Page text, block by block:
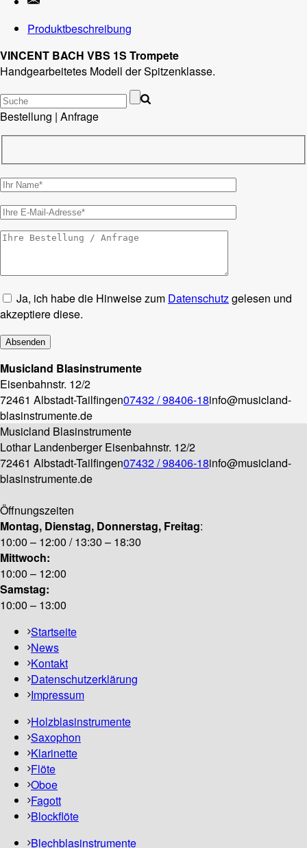
Produktbeschreibung
VINCENT BACH VBS 1S Trompete
Handgearbeitetes Modell der Spitzenklasse.
Bestellung | Anfrage
Ja, ich habe die Hinweise zum Datenschutzgelesen und
akzeptiere diese.
Musicland Blasinstrumente
Eisenbahnstr. 12/2
72461 Albstadt-Tailfingen07432 / 98406-18info@musicland-
blasinstrumente.de
Musicland Blasinstrumente
Lothar Landenberger Eisenbahnstr. 12/2
72461 Albstadt-Tailfingen07432 / 98406-18info@musicland-
blasinstrumente.de
Öffnungszeiten
Montag, Dienstag, Donnerstag, Freitag:
10:00 – 12:00 / 13:30 – 18:30
Mittwoch:
10:00 – 12:00
Samstag:
10:00 – 13:00
Startseite
News
Kontakt
Datenschutzerklärung
Impressum
Holzblasinstrumente
Saxophon
Klarinette
Flöte
Oboe
Fagott
Blockflöte
Blechblasinstrumente